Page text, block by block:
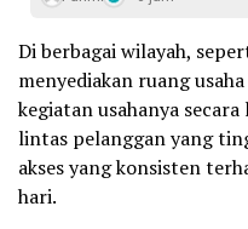
Di berbagai wilayah,
menyediakan ruang
kegiatan usahanya
lintas pelanggan yang
akses yang konsisten
hari.